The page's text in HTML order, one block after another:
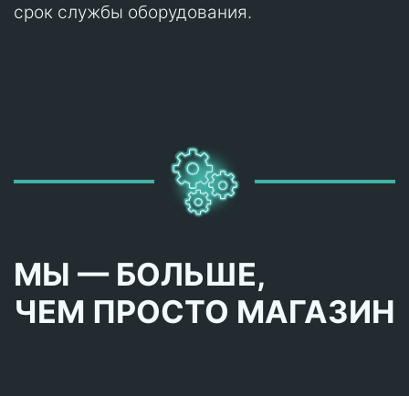
срок службы оборудования.
МЫ — БОЛЬШЕ,
ЧЕМ ПРОСТО МАГАЗИН